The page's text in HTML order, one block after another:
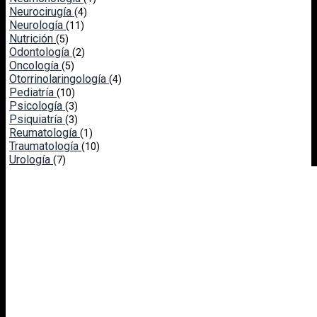
Neurocirugía (4)
Neurología (11)
Nutrición (5)
Odontología (2)
Oncología (5)
Otorrinolaringología (4)
Pediatría (10)
Psicología (3)
Psiquiatría (3)
Reumatología (1)
Traumatología (10)
Urología (7)